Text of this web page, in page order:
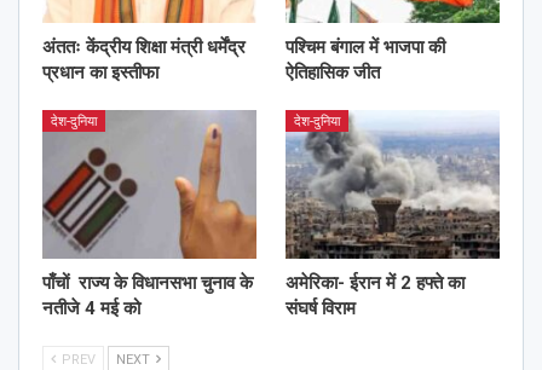
अंततः केंद्रीय शिक्षा मंत्री धर्मेंद्र
प्रधान का इस्तीफा
पश्चिम बंगाल में भाजपा की
ऐतिहासिक जीत
देश-दुनिया
पाँचों राज्य के विधानसभा चुनाव के
नतीजे 4 मई को
देश-दुनिया
अमेरिका- ईरान में 2 हफ्ते का
संघर्ष विराम
PREV NEXT